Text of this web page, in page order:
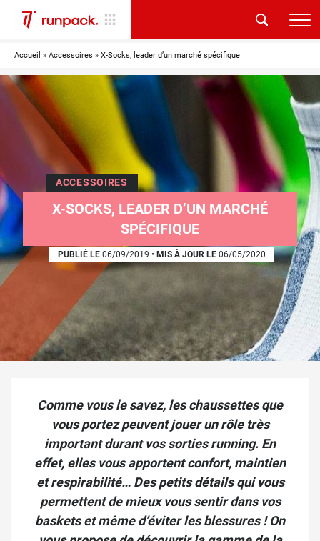
Accueil » Accessoires » X-Socks, leader d’un marché spécifique
ACCESSOIRES
X-SOCKS, LEADER D’UN MARCHÉ
SPÉCIFIQUE
PUBLIÉ LE 06/09/2019 • MIS À JOUR LE 06/05/2020
Comme vous le savez, les chaussettes que
vous portez peuvent jouer un rôle très
important durant vos sorties running. En
effet, elles vous apportent confort, maintien
et respirabilité… Des petits détails qui vous
permettent de mieux vous sentir dans vos
baskets et même d’éviter les blessures ! On